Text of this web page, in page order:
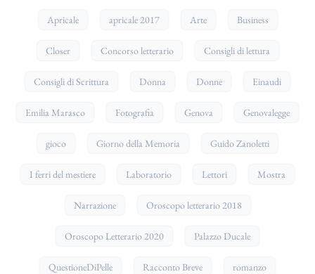
Apricale apricale 2017 Arte Business
Closer Concorso letterario Consigli di lettura
Consigli di Scrittura Donna Donne Einaudi
Emilia Marasco Fotografia Genova Genovalegge
gioco Giorno della Memoria Guido Zanoletti
I ferri del mestiere Laboratorio Lettori Mostra
Narrazione Oroscopo letterario 2018
Oroscopo Letterario 2020 Palazzo Ducale
QuestioneDiPelle Racconto Breve romanzo